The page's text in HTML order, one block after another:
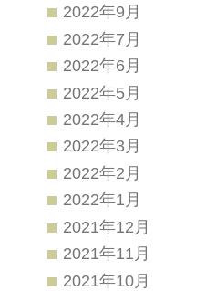
2022年9月
2022年7月
2022年6月
2022年5月
2022年4月
2022年3月
2022年2月
2022年1月
2021年12月
2021年11月
2021年10月